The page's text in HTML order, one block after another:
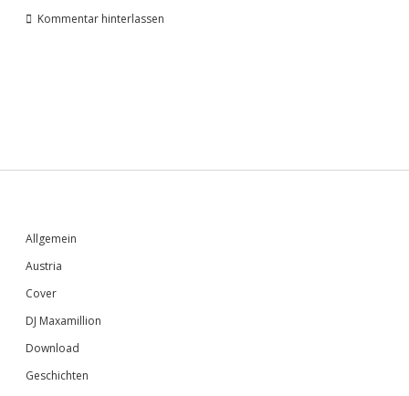
Kommentar hinterlassen
Sidebar
Allgemein
Austria
Cover
DJ Maxamillion
Download
Geschichten